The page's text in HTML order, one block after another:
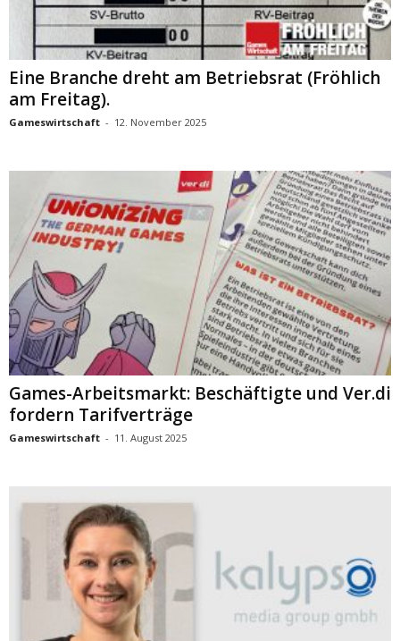
Eine Branche dreht am Betriebsrat (Fröhlich
am Freitag).
Gameswirtschaft - 12. November 2025
Games-Arbeitsmarkt: Beschäftigte und Ver.di
fordern Tarifverträge
Gameswirtschaft - 11. August 2025